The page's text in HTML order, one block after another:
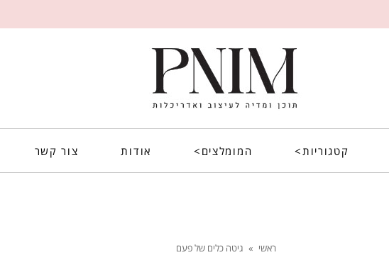
קטגוריות> המומלצים> אודות צור קשר
ראשי » גיטה כלים של פעם